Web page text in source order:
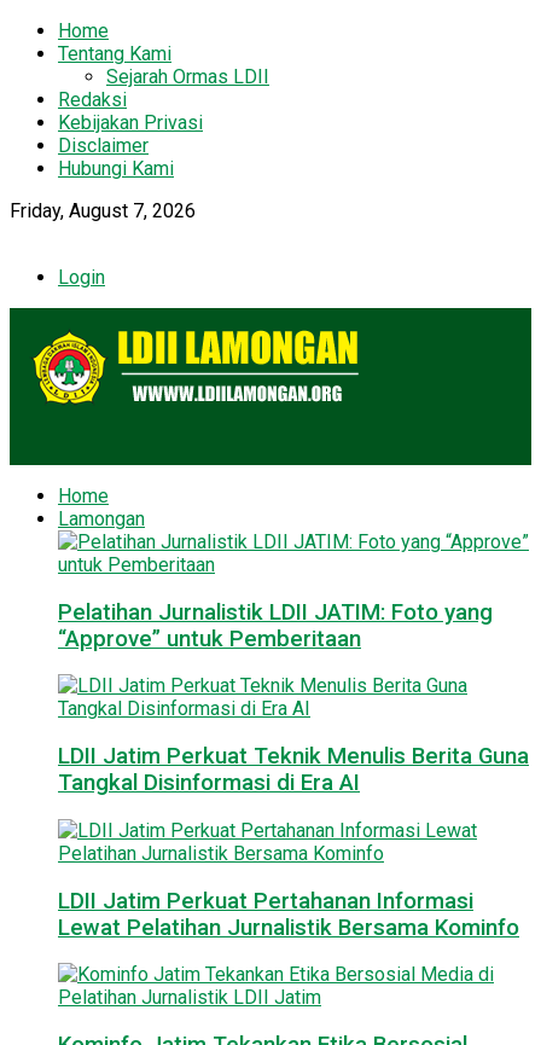
Home
Tentang Kami
Sejarah Ormas LDII
Redaksi
Kebijakan Privasi
Disclaimer
Hubungi Kami
Friday, August 7, 2026
Login
Home
Lamongan
Pelatihan Jurnalistik LDII JATIM: Foto yang
“Approve” untuk Pemberitaan
LDII Jatim Perkuat Teknik Menulis Berita Guna
Tangkal Disinformasi di Era AI
LDII Jatim Perkuat Pertahanan Informasi
Lewat Pelatihan Jurnalistik Bersama Kominfo